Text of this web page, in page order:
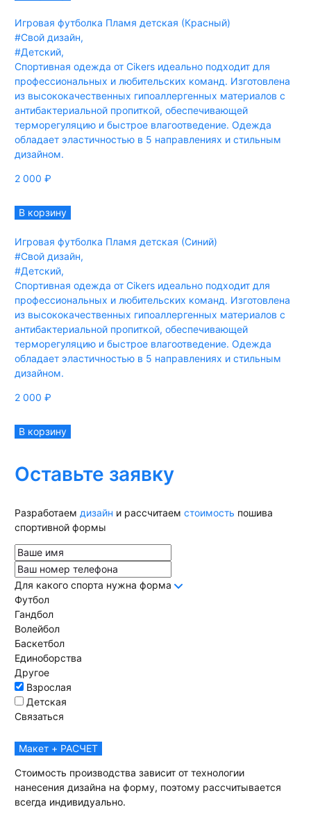
Игровая футболка Пламя детская (Красный)
#Свой дизайн,
#Детский,
Спортивная одежда от Cikers идеально подходит для
профессиональных и любительских команд. Изготовлена
из высококачественных гипоаллергенных материалов с
антибактериальной пропиткой, обеспечивающей
терморегуляцию и быстрое влагоотведение. Одежда
обладает эластичностью в 5 направлениях и стильным
дизайном.
2 000 ₽
В корзину
Игровая футболка Пламя детская (Синий)
#Свой дизайн,
#Детский,
Спортивная одежда от Cikers идеально подходит для
профессиональных и любительских команд. Изготовлена
из высококачественных гипоаллергенных материалов с
антибактериальной пропиткой, обеспечивающей
терморегуляцию и быстрое влагоотведение. Одежда
обладает эластичностью в 5 направлениях и стильным
дизайном.
2 000 ₽
В корзину
Оставьте заявку
Разработаем дизайн и рассчитаем стоимость пошива
спортивной формы
Для какого спорта нужна форма
Футбол
Гандбол
Волейбол
Баскетбол
Единоборства
Другое
Взрослая
Детская
Связаться
Макет + РАСЧЕТ
Стоимость производства зависит от технологии
нанесения дизайна на форму, поэтому рассчитывается
всегда индивидуально.